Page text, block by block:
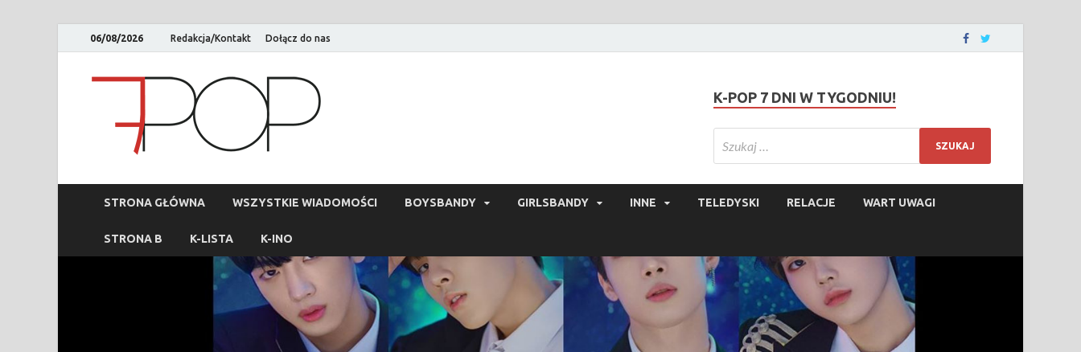
06/08/2026 Redakcja/Kontakt Dołącz do nas
K-POP 7 DNI W TYGODNIU!
STRONA GŁÓWNA WSZYSTKIE WIADOMOŚCI BOYSBANDY GIRLSBANDY INNE TELEDYSKI RELACJE WART UWAGI
STRONA B K-LISTA K-INO